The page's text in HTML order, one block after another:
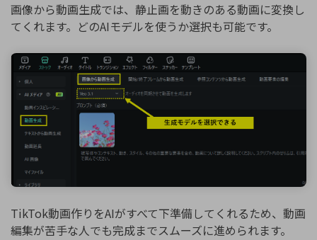
画像から動画生成では、静止画を動きのある動画に変換し
てくれます。どのAIモデルを使うか選択も可能です。
TikTok動画作りをAIがすべて下準備してくれるため、動画
編集が苦手な人でも完成までスムーズに進められます。